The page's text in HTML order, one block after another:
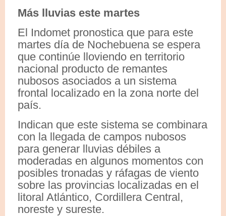
Más lluvias este martes
El Indomet pronostica que para este
martes día de Nochebuena se espera
que continúe lloviendo en territorio
nacional producto de remantes
nubosos asociados a un sistema
frontal localizado en la zona norte del
país.
Indican que este sistema se combinara
con la llegada de campos nubosos
para generar lluvias débiles a
moderadas en algunos momentos con
posibles tronadas y ráfagas de viento
sobre las provincias localizadas en el
litoral Atlántico, Cordillera Central,
noreste y sureste.